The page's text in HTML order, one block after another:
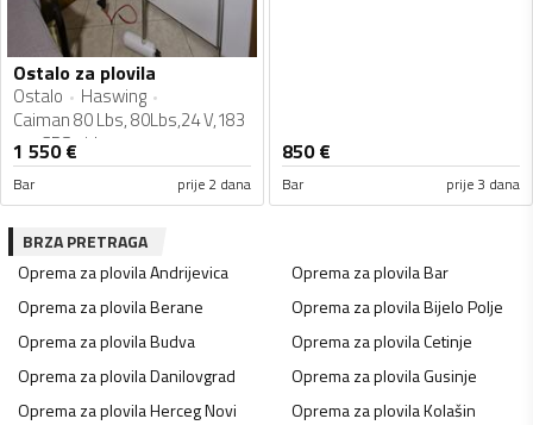
Ostalo za plovila
Ostalo
Haswing
Caiman 80 Lbs, 80Lbs,24 V,183
cm,GPS sidro
1 550€
Bar prije 2 dana
850€
Bar prije 3 dana
BRZA PRETRAGA
Oprema za plovilaAndrijevica Oprema za plovilaBar
Oprema za plovilaBerane Oprema za plovilaBijelo Polje
Oprema za plovilaBudva Oprema za plovilaCetinje
Oprema za plovilaDanilovgrad Oprema za plovilaGusinje
Oprema za plovilaHerceg Novi Oprema za plovilaKolašin